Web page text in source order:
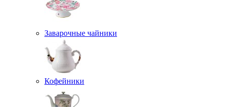
Заварочные чайники
Кофейники